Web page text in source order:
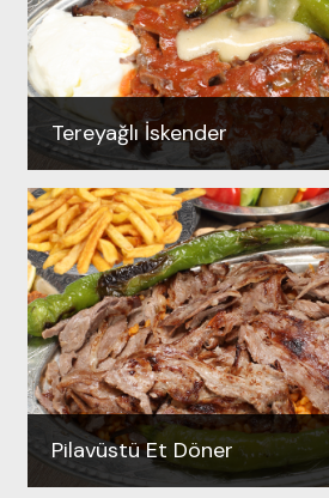
Tereyağlı İskender
Pilavüstü Et Döner